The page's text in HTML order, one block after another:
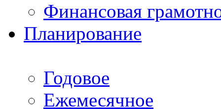
Финансовая
Планирование
Годовое
Ежемесячное